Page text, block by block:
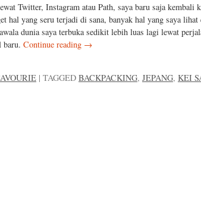
Twitter, Instagram atau Path, saya baru saja kembali
hal yang seru terjadi di sana, banyak hal yang saya lihat
dunia saya terbuka sedikit lebih luas lagi lewat
baru. Continue reading →
| TAGGED BACKPACKING, JEPANG, KEI